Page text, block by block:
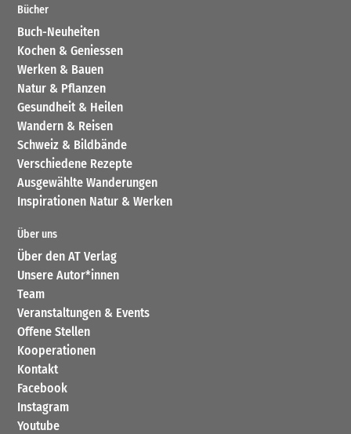
Bücher
Buch-Neuheiten
Kochen & Geniessen
Werken & Bauen
Natur & Pflanzen
Gesundheit & Heilen
Wandern & Reisen
Schweiz & Bildbände
Verschiedene Rezepte
Ausgewählte Wanderungen
Inspirationen Natur & Werken
Über uns
Über den AT Verlag
Unsere Autor*innen
Team
Veranstaltungen & Events
Offene Stellen
Kooperationen
Kontakt
Facebook
Instagram
Youtube